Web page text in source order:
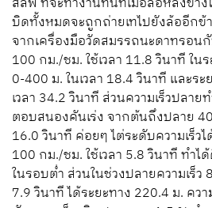
บิดทั้งหมดจะถูกถ่ายเทไปยังล้ออีก
จากเครื่องมือวัดสมรรถนะดาทรอน
100 กม./ชม. ใช้เวลา 11.8 วินาที ใน
0-400 ม. ในเวลา 18.4 วินาที และร
เวลา 34.2 วินาที ส่วนความเร็วปลา
ตอบสนองคันเร่ง จากต้นถึงปลาย
16.0 วินาที ค่อยๆ ไต่ระดับความเร็ว
100 กม./ชม. ใช้เวลา 5.8 วินาที ทำไ
ในรอบต่ำ ส่วนในช่วงปลายความเร็ว
7.9 วินาที ได้ระยะทาง 220.4 ม. คว